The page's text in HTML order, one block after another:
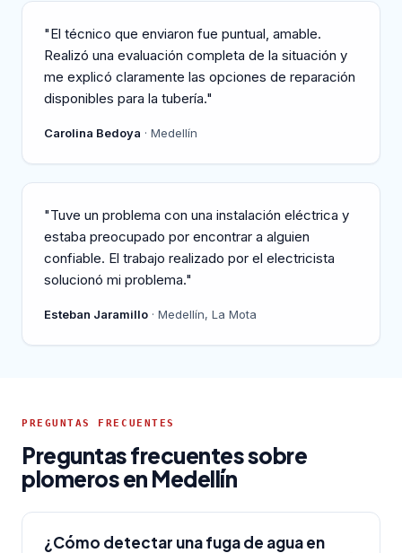
"El técnico que enviaron fue puntual, amable.
Realizó una evaluación completa de la situación y
me explicó claramente las opciones de reparación
disponibles para la tubería."
Carolina Bedoya · Medellín
"Tuve un problema con una instalación eléctrica y
estaba preocupado por encontrar a alguien
confiable. El trabajo realizado por el electricista
solucionó mi problema."
Esteban Jaramillo · Medellín, La Mota
PREGUNTAS FRECUENTES
Preguntas frecuentes sobre
plomeros en Medellín
¿Cómo detectar una fuga de agua en